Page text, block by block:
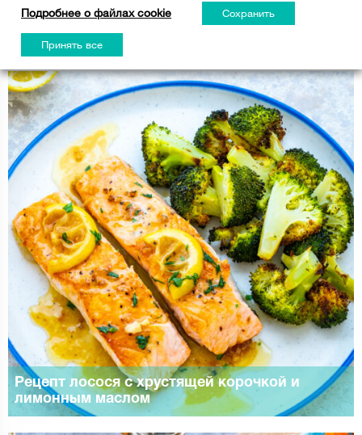
ВАМ ТАКЖЕ МОЖЕТ ПОНРАВИТЬСЯ
Рецепт лосося с хрустящей корочкой и
лимонным маслом
Подробнее о файлах cookie Сохранить
Принять все